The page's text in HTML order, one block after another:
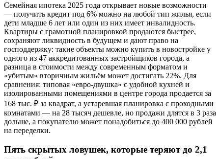
Семейная ипотека 2025 года открывает новые возможности
— получить кредит под 6% можно на любой тип жилья, если
дети младше 6 лет или один из них имеет инвалидность.
Квартиры с грамотной планировкой продаются быстрее,
сохраняют ликвидность в будущем и дают право на
господдержку: такие объекты можно купить в новостройке у
одного из 47 аккредитованных застройщиков города, а
разница в стоимости между современным форматом и
«убитым» вторичным жильём может достигать 22%. Для
сравнения: типовая «евро-двушка» с удобной кухней и
изолированными помещениями в центре города продается за
168 тыс. ₽ за квадрат, а устаревшая планировка с проходными
комнатами — на 28 тысяч дешевле, но продажи длятся в 3 раза
дольше, а покупателю может понадобиться до 400 000 рублей
на переделки.
Пять скрытых ловушек, которые теряют до 2,1